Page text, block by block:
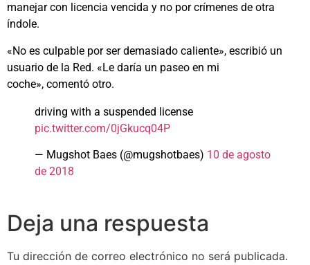
manejar con licencia vencida y no por crímenes de otra
índole.
«No es culpable por ser demasiado caliente», escribió un
usuario de la Red. «Le daría un paseo en mi
coche», comentó otro.
driving with a suspended license
pic.twitter.com/0jGkucq04P
— Mugshot Baes (@mugshotbaes) 10 de agosto
de 2018
Deja una respuesta
Tu dirección de correo electrónico no será publicada.